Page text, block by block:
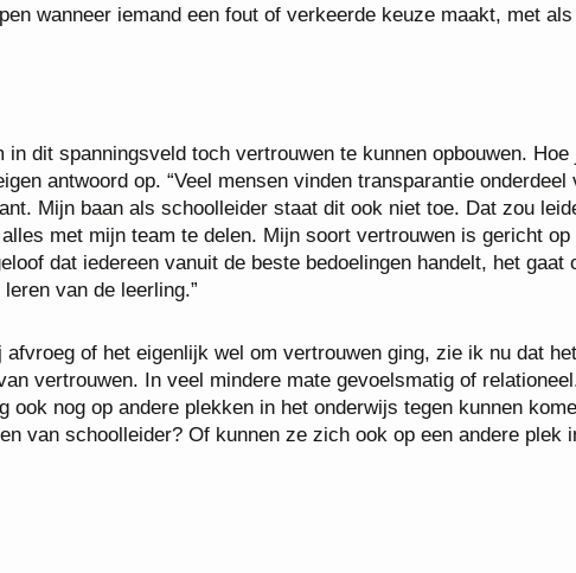
wanneer iemand een fout of verkeerde keuze maakt, met
dit spanningsveld toch vertrouwen te kunnen opbouwen. Hoe
antwoord op. “Veel mensen vinden transparantie onderdeel
Mijn baan als schoolleider staat dit ook niet toe. Dat zou
met mijn team te delen. Mijn soort vertrouwen is gericht op
dat iedereen vanuit de beste bedoelingen handelt, het gaat
van de leerling.”
of het eigenlijk wel om vertrouwen ging, zie ik nu dat het
vertrouwen. In veel mindere mate gevoelsmatig of
ook nog op andere plekken in het onderwijs tegen kunnen
van schoolleider? Of kunnen ze zich ook op een andere plek